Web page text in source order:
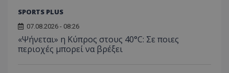
SPORTS PLUS
07.08.2026 - 08:26
«Ψήνεται» η Κύπρος στους 40°C: Σε ποιες
περιοχές μπορεί να βρέξει